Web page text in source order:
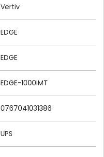
Vertiv
EDGE
EDGE
EDGE-1000IMT
0767041031386
UPS